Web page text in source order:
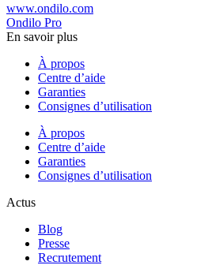
www.ondilo.com
Ondilo Pro
En savoir plus
À propos
Centre d’aide
Garanties
Consignes d’utilisation
À propos
Centre d’aide
Garanties
Consignes d’utilisation
Actus
Blog
Presse
Recrutement